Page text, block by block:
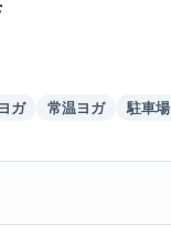
ガ 常温ヨガ 駐車場